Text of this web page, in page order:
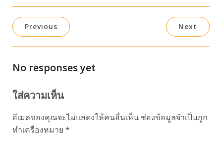
Previous Next
No responses yet
ใส่ความเห็น
อีเมลของคุณจะไม่แสดงให้คนอื่นเห็น ช่องข้อมูลจำเป็นถูก
ทำเครื่องหมาย *